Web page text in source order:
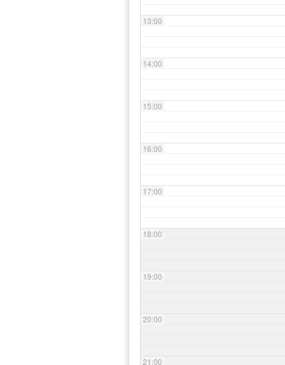
13:00
14:00
15:00
16:00
17:00
18:00
19:00
20:00
21:00